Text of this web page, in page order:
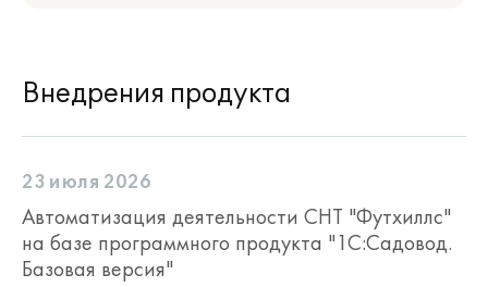
Внедрения продукта
23 июля 2026
Автоматизация деятельности СНТ "Футхиллс"
на базе программного продукта "1С:Садовод.
Базовая версия"